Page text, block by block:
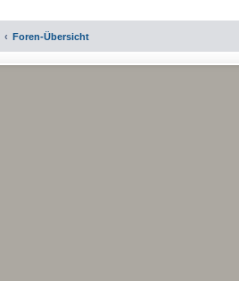
Foren-Übersicht